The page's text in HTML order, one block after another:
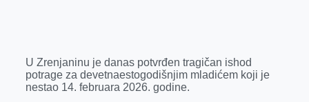
b
o
e
n
e
d
r
s
A
l
U Zrenjaninu je danas potvrđen tragičan ishod
potrage za devetnaestogodišnjim mladićem koji je
nestao 14. februara 2026. godine.